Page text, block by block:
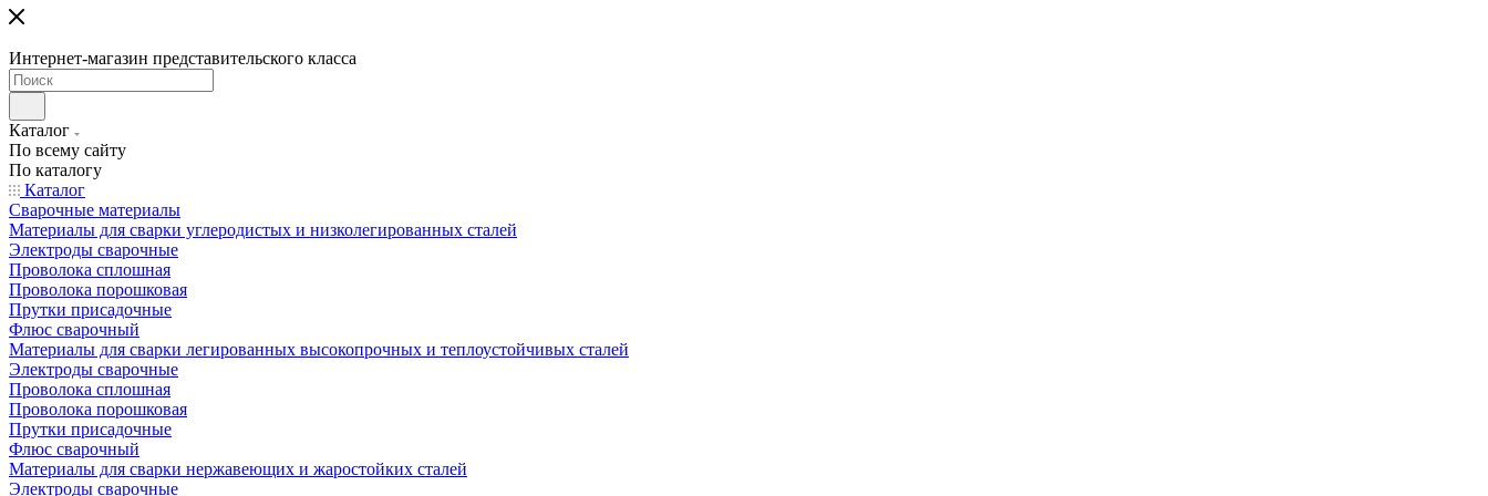
Интернет-магазин представительского класса
Каталог
По всему сайту
По каталогу
Каталог
Сварочные материалы
Материалы для сварки углеродистых и низколегированных сталей
Электроды сварочные
Проволока сплошная
Проволока порошковая
Прутки присадочные
Флюс сварочный
Материалы для сварки легированных высокопрочных и теплоустойчивых сталей
Электроды сварочные
Проволока сплошная
Проволока порошковая
Прутки присадочные
Флюс сварочный
Материалы для сварки нержавеющих и жаростойких сталей
Электроды сварочные